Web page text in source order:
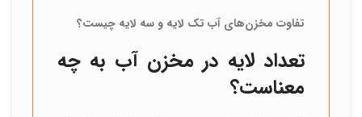
تفاوت مخزن‌های آب تک لایه و سه لایه چیست؟
تعداد لایه در مخزن آب به چه
معناست؟